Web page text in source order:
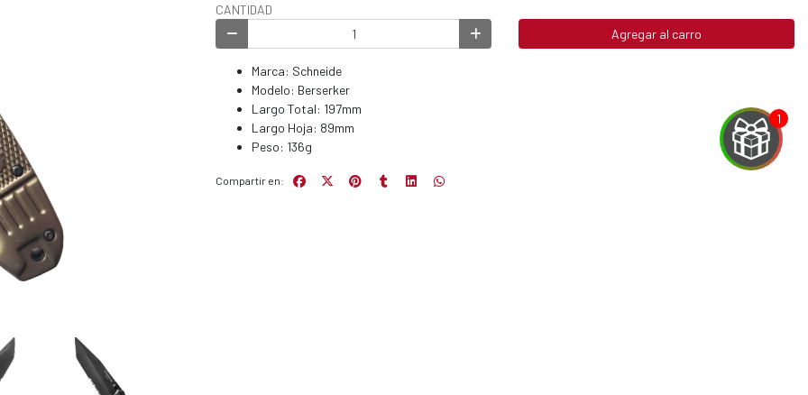
CANTIDAD
Agregar al carro
Marca: Schneide
Modelo: Berserker
Largo Total: 197mm
Largo Hoja: 89mm
Peso: 136g
Compartir en: